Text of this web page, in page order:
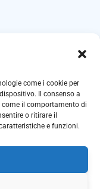
come i cookie per
Il consenso a
il comportamento di
o ritirare il
e funzioni.